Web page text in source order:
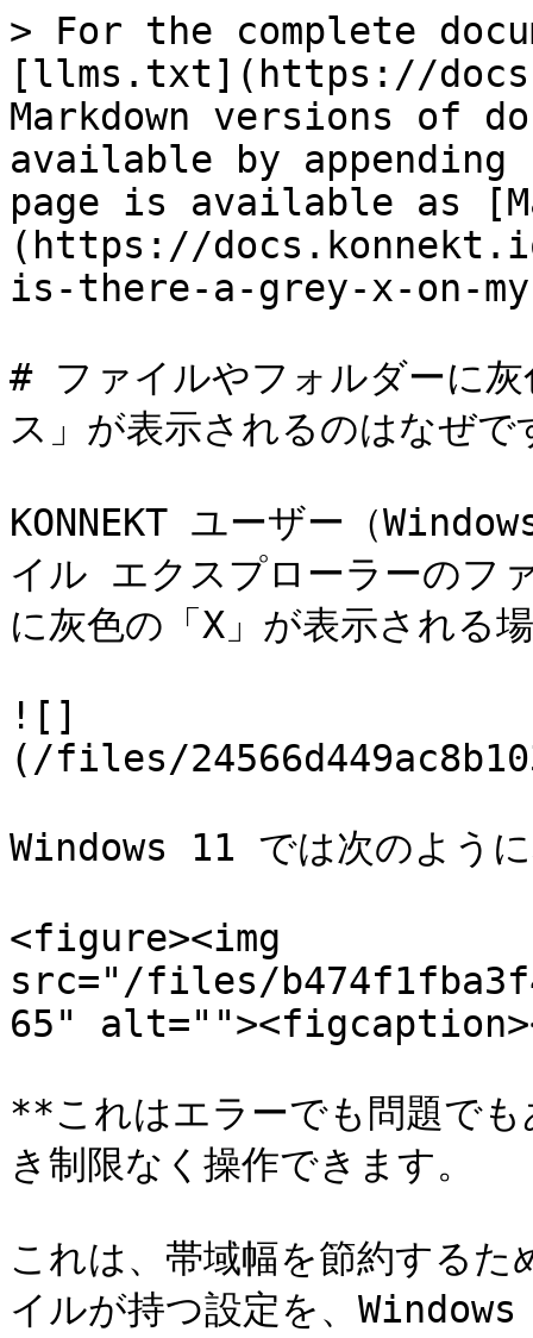
> For the complete
[llms.txt](https://
Markdown versions of
available by
page is available as
(https://
is-there-a-grey-x-on-
# ファイルやフォルダーに灰
ス」が表示されるのはなぜで
KONNEKT ユーザー（
イル エクスプローラーのフ
に灰色の「X」が表示される
![]
(/files/
Windows 11 では次のよう
<figure><img
src="/files/
65"
**これはエラーでも問題で
き制限なく操作できます。
これは、帯域幅を節約する
イルが持つ設定を、